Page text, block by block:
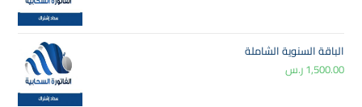
الباقة السنوية الشاملة
1,500.00ر.س